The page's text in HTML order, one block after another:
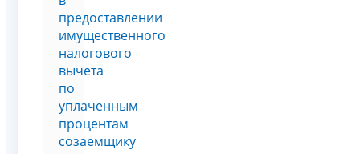
предоставлении
имущественного
налогового
вычета
по
уплаченным
процентам
созаемщику